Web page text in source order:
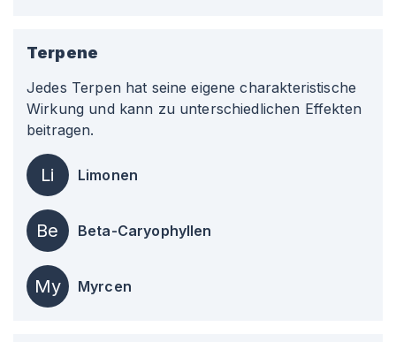
Terpene
Jedes Terpen hat seine eigene charakteristische
Wirkung und kann zu unterschiedlichen Effekten
beitragen.
Li Limonen
Be Beta-Caryophyllen
My Myrcen